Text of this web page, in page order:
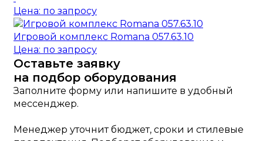
Цена: по запросу
Игровой комплекс Romana 057.63.10
Цена: по запросу
Оставьте заявку
на подбор оборудования
Заполните форму или напишите в удобный
мессенджер.
Менеджер уточнит бюджет, сроки и стилевые